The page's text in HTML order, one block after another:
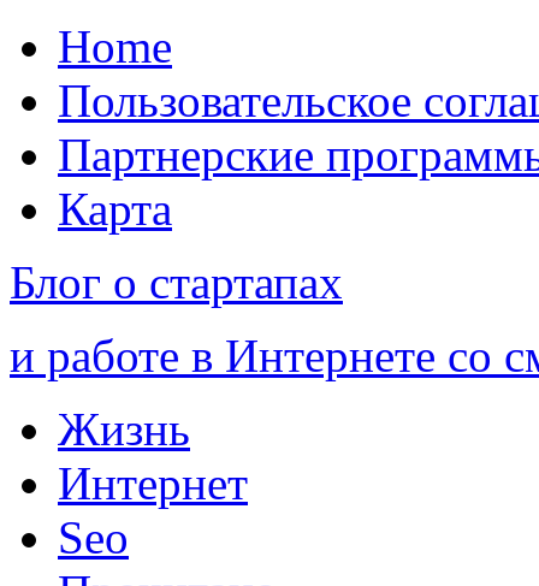
Home
Пользовательское
Партнерские
Карта
Блог о стартапах
и работе в Интернете со
Жизнь
Интернет
Seo